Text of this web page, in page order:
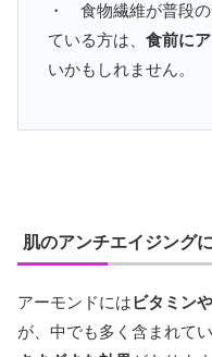
・ 食物繊維が普段
ている方は、 食前に
いかもしれません。
肌のアンチエイジング
アーモンドにはビタミン
が、中でも多く含まれて